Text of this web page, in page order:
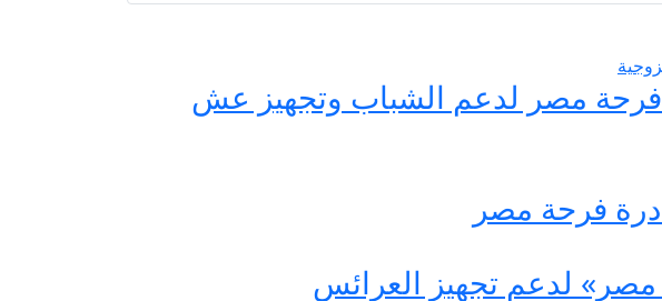
تطلق مبادرة فرحة مصر لدعم الشباب وتجهيز عش